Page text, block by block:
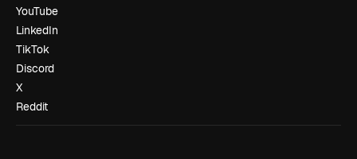
YouTube
LinkedIn
TikTok
Discord
X
Reddit